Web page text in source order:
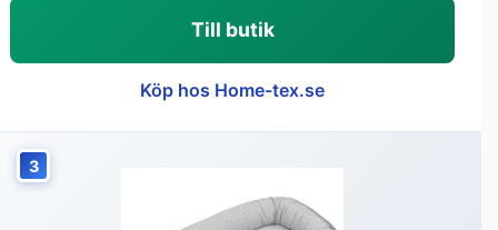
Till butik
Köp hos Home-tex.se
3